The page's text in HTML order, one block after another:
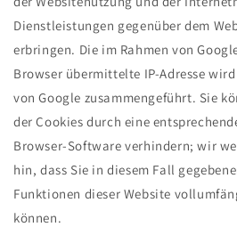
Dienstleistungen gegenüber dem
erbringen. Die im Rahmen von
Browser übermittelte IP-Adresse
von Google zusammengeführt. Sie
der Cookies durch eine
Browser-Software verhindern; wir
hin, dass Sie in diesem Fall
Funktionen dieser Website
können.